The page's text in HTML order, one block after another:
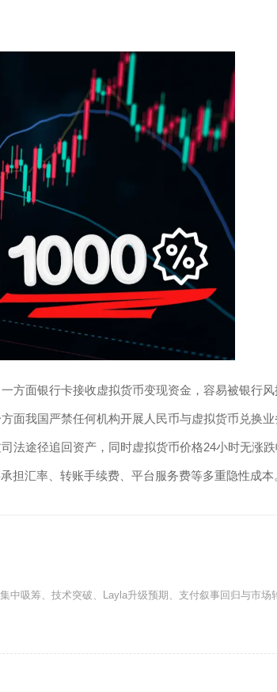
方面银行卡接收虚拟货币变现资金，容易被银行
面我国严禁任何机构开展人民币与虚拟货币兑换业
法途径追回资产，同时虚拟货币价格24小时无涨跌
担汇率、转账手续费、平台服务费等多重隐性成本
中吸筹、技术突破、Layla升级预期、支付叙事回归与市场